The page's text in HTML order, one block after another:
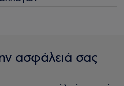
ασφάλειά σας